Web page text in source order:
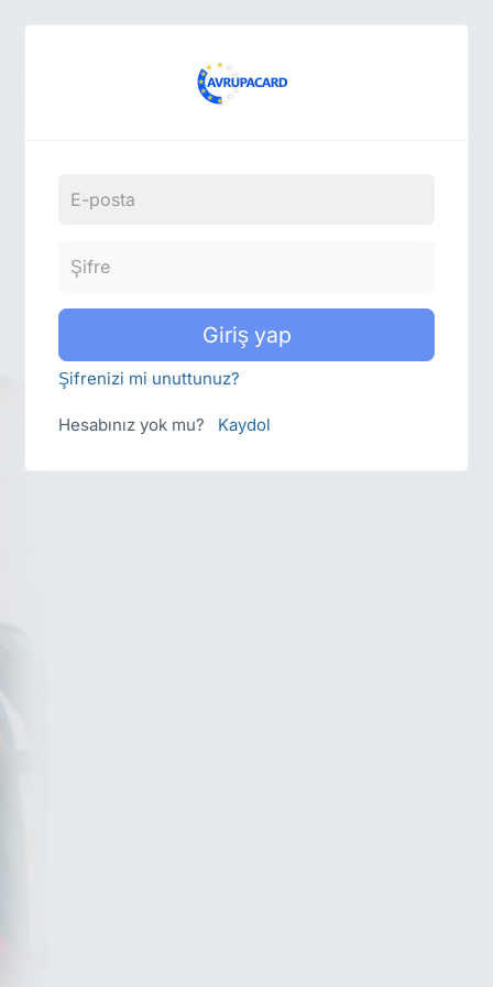
Giriş yap
Şifrenizi mi unuttunuz?
Hesabınız yok mu? Kaydol